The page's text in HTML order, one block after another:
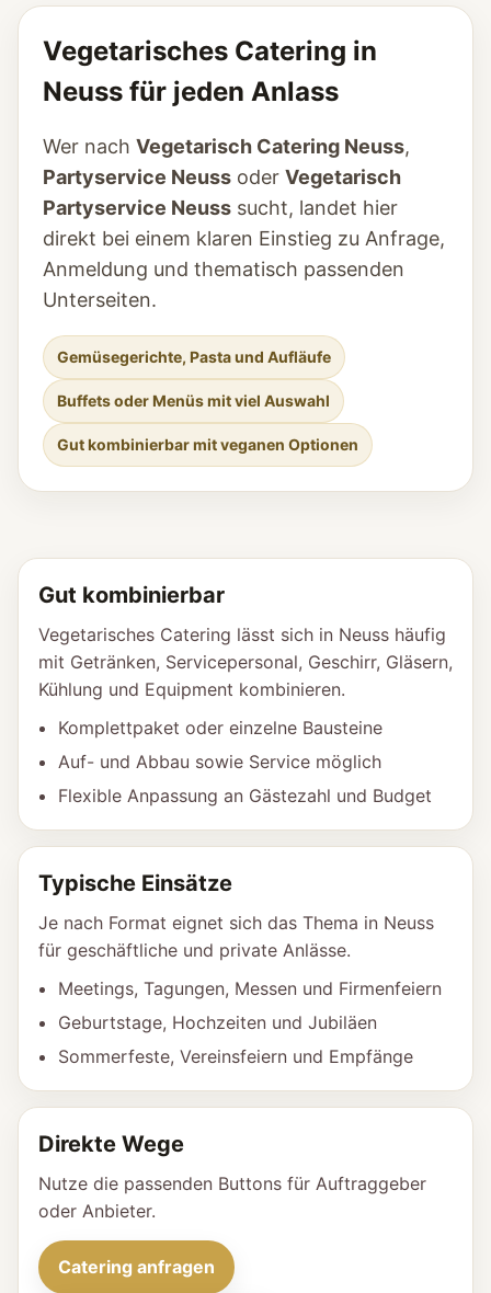
Vegetarisches Catering in
Neuss für jeden Anlass
Wer nach Vegetarisch Catering Neuss,
Partyservice Neuss oder Vegetarisch
Partyservice Neuss sucht, landet hier
direkt bei einem klaren Einstieg zu Anfrage,
Anmeldung und thematisch passenden
Unterseiten.
Gemüsegerichte, Pasta und Aufläufe
Buffets oder Menüs mit viel Auswahl
Gut kombinierbar mit veganen Optionen
Gut kombinierbar
Vegetarisches Catering lässt sich in Neuss häufig
mit Getränken, Servicepersonal, Geschirr, Gläsern,
Kühlung und Equipment kombinieren.
Komplettpaket oder einzelne Bausteine
Auf- und Abbau sowie Service möglich
Flexible Anpassung an Gästezahl und Budget
Typische Einsätze
Je nach Format eignet sich das Thema in Neuss
für geschäftliche und private Anlässe.
Meetings, Tagungen, Messen und Firmenfeiern
Geburtstage, Hochzeiten und Jubiläen
Sommerfeste, Vereinsfeiern und Empfänge
Direkte Wege
Nutze die passenden Buttons für Auftraggeber
oder Anbieter.
Catering anfragen